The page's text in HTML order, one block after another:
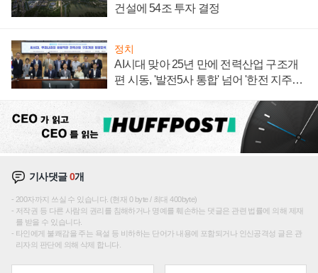
건설에 54조 투자 결정
정치
AI시대 맞아 25년 만에 전력산업 구조개
편 시동, '발전5사 통합' 넘어 '한전 지주사'
기사댓글0개
200자까지 쓰실 수 있습니다. (현재 0 byte / 최대 400byte)
저작권 등 다른 사람의 권리를 침해하거나 명예를 훼손하는 댓글은 관련 법률에 의해 제재
를 받을 수 있습니다.
타인에게 불쾌감을 주는 욕설 등 비하하는 단어가 내용에 포함되거나 인신공격성 글은 관
리자의 판단에 의해 삭제 합니다.